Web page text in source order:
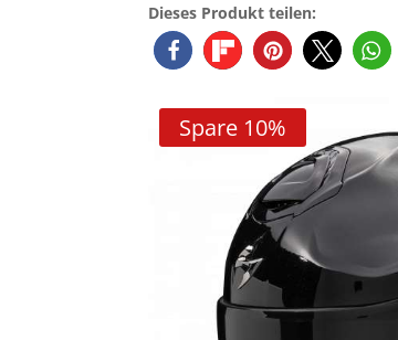
Dieses Produkt teilen:
Spare 10%